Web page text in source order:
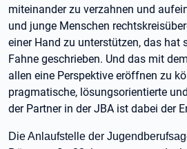
miteinander zu verzahnen und
und junge Menschen
einer Hand zu unterstützen, das hat
Fahne geschrieben. Und das mit
allen eine Perspektive eröffnen zu
pragmatische, lösungsorientierte
der Partner in der JBA ist dabei der
Die Anlaufstelle der